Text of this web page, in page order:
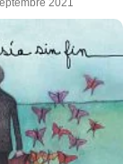
2021